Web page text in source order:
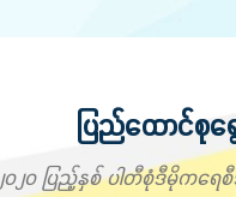
ပြည်ထောင်စု
၂၀၂၀ ပြည့်နှစ် ပါတီစုံဒီမိုကရ